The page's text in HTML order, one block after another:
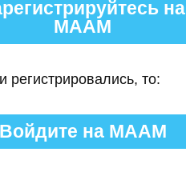
на
МААМ
регистрировались, то:
Войдите на МААМ